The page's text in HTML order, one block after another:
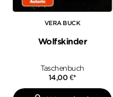
VERA BUCK
Wolfskinder
Taschenbuch
14,00 €*